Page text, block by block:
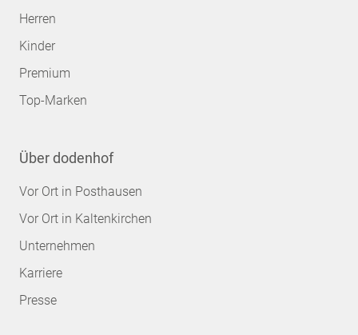
Herren
Kinder
Premium
Top-Marken
Über dodenhof
Vor Ort in Posthausen
Vor Ort in Kaltenkirchen
Unternehmen
Karriere
Presse